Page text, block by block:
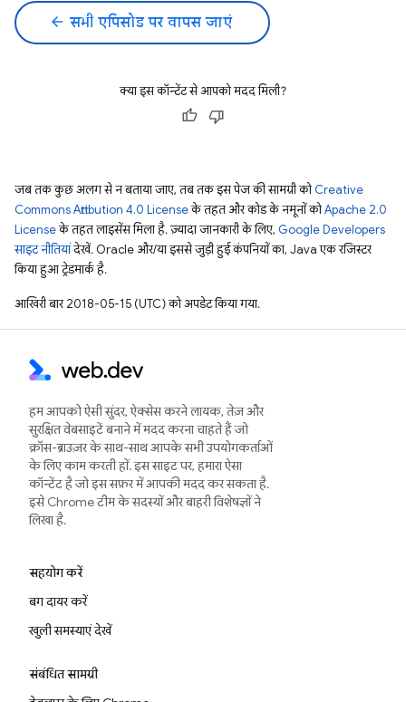
arrow_back सभी एपिसोड पर वापस जाएं
क्या इस कॉन्टेंट से आपको मदद मिली?
जब तक कुछ अलग से न बताया जाए, तब तक इस पेज की सामग्री कोCreative
Commons Attribution 4.0 Licenseके तहत और कोड के नमूनों कोApache 2.0
Licenseके तहत लाइसेंस मिला है. ज़्यादा जानकारी के लिए, Google Developers
साइट नीतियांदेखें. Oracle और/या इससे जुड़ी हुई कंपनियों का, Java एक रजिस्टर
किया हुआ ट्रेडमार्क है.
आखिरी बार 2018-05-15 (UTC) को अपडेट किया गया.
हम आपको ऐसी सुंदर, ऐक्सेस करने लायक, तेज़ और
सुरक्षित वेबसाइटें बनाने में मदद करना चाहते हैं जो
क्रॉस-ब्राउज़र के साथ-साथ आपके सभी उपयोगकर्ताओं
के लिए काम करती हों. इस साइट पर, हमारा ऐसा
कॉन्टेंट है जो इस सफ़र में आपकी मदद कर सकता है.
इसे Chrome टीम के सदस्यों और बाहरी विशेषज्ञों ने
लिखा है.
सहयोग करें
बग दायर करें
खुली समस्याएं देखें
संबंधित सामग्री